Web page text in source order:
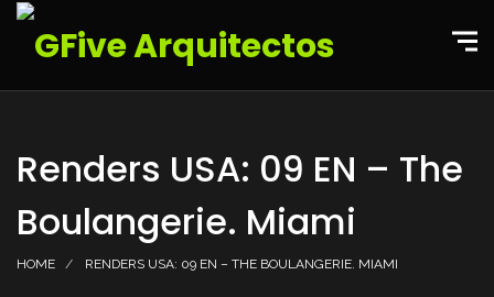
Renders USA: 09 EN – The
Boulangerie. Miami
HOME RENDERS USA: 09 EN – THE BOULANGERIE. MIAMI